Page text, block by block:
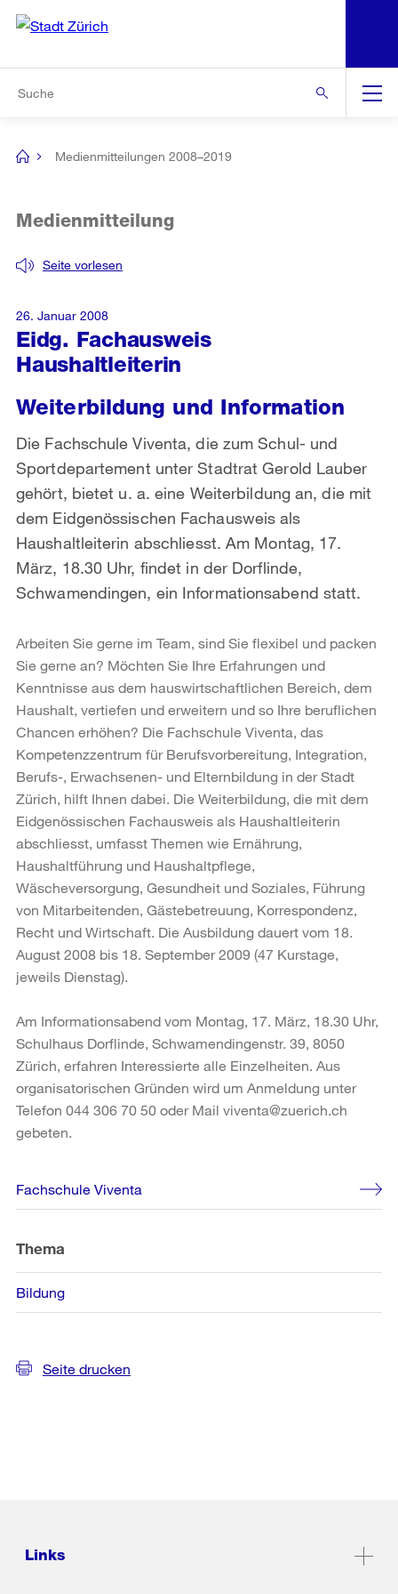
Navigation
[no
Medienmitteilungen 2008–2019
Eidg. Fachausweis
Haushaltleiterin
Seite vorlesen
Medienmitteilung
Weiterbildung und Information
Die Fachschule Viventa, die zum Schul- und
Sportdepartement unter Stadtrat Gerold Lauber
gehört, bietet u. a. eine Weiterbildung an, die mit
dem Eidgenössischen Fachausweis als
Haushaltleiterin abschliesst. Am Montag, 17.
März, 18.30 Uhr, findet in der Dorflinde,
Schwamendingen, ein Informationsabend statt.
26. Januar 2008
Arbeiten Sie gerne im Team, sind Sie flexibel und packen
Sie gerne an? Möchten Sie Ihre Erfahrungen und
Kenntnisse aus dem hauswirtschaftlichen Bereich, dem
Haushalt, vertiefen und erweitern und so Ihre beruflichen
Chancen erhöhen? Die Fachschule Viventa, das
Kompetenzzentrum für Berufsvorbereitung, Integration,
Berufs-, Erwachsenen- und Elternbildung in der Stadt
Zürich, hilft Ihnen dabei. Die Weiterbildung, die mit dem
Eidgenössischen Fachausweis als Haushaltleiterin
abschliesst, umfasst Themen wie Ernährung,
Haushaltführung und Haushaltpflege,
Wäscheversorgung, Gesundheit und Soziales, Führung
von Mitarbeitenden, Gästebetreuung, Korrespondenz,
Recht und Wirtschaft. Die Ausbildung dauert vom 18.
August 2008 bis 18. September 2009 (47 Kurstage,
jeweils Dienstag).
Am Informationsabend vom Montag, 17. März, 18.30 Uhr,
Schulhaus Dorflinde, Schwamendingenstr. 39, 8050
Zürich, erfahren Interessierte alle Einzelheiten. Aus
organisatorischen Gründen wird um Anmeldung unter
Telefon 044 306 70 50 oder Mail viventa@zuerich.ch
gebeten.
Weitere
Informationen
Fachschule Viventa
Thema
Bildung
Seite drucken
Links